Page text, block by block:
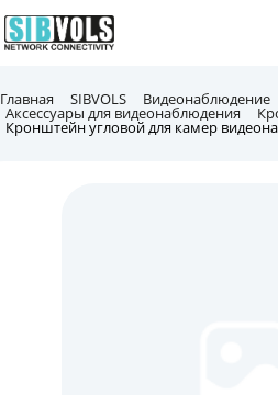
Главная SIBVOLS Видеонаблюдение
Аксессуары для видеонаблюдения
Кронштейн угловой для камер